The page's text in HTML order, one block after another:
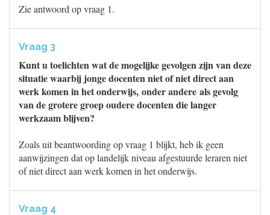
Zie antwoord op vraag 1.
Vraag 3
Kunt u toelichten wat de mogelijke gevolgen zijn van deze
situatie waarbij jonge docenten niet of niet direct aan
werk komen in het onderwijs, onder andere als gevolg
van de grotere groep oudere docenten die langer
werkzaam blijven?
Zoals uit beantwoording op vraag 1 blijkt, heb ik geen
aanwijzingen dat op landelijk niveau afgestuurde leraren niet
of niet direct aan werk komen in het onderwijs.
Vraag 4